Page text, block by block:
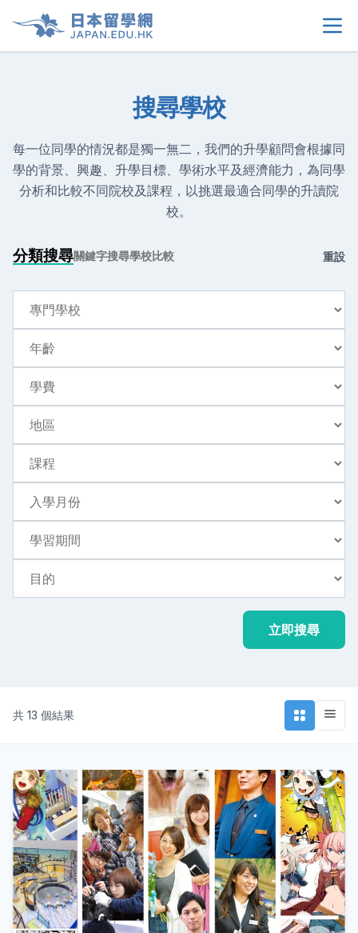
留學選擇 >
生活情報 >
租屋資訊
當地申請文件
聯絡我們 >
搜尋學校
每一位同學的情況都是獨一無二，我們的升學顧問會根據同
學的背景、興趣、升學目標、學術水平及經濟能力，為同學
分析和比較不同院校及課程，以挑選最適合同學的升讀院
校。
分類搜尋關鍵字搜尋學校比較 重設
入學月份
立即搜尋
共 13 個結果